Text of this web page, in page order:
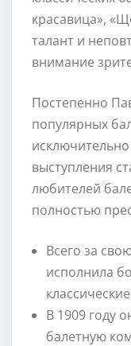
красавица»,
талант и
внимание
Постепенно
популярных
выступления
любителей
полностью
Всего за
исполнила
В 1909 году
балетную